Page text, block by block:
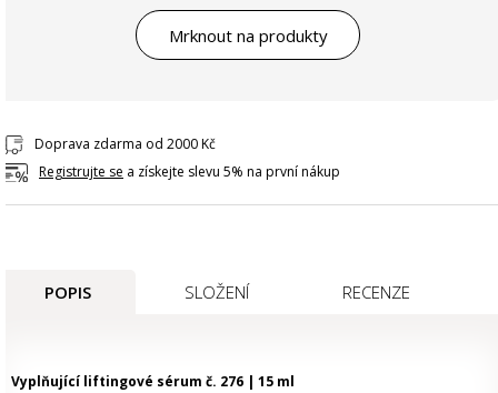
Mrknout na produkty
Doprava zdarma od 2000 Kč
Registrujte se a získejte slevu 5% na první nákup
POPIS SLOŽENÍ RECENZE
Vyplňující liftingové sérum č. 276 | 15 ml